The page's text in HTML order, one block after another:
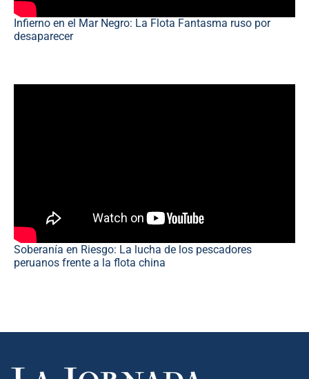
Infierno en el Mar Negro: La Flota Fantasma ruso por
desaparecer
Soberanía en Riesgo: La lucha de los pescadores
peruanos frente a la flota china